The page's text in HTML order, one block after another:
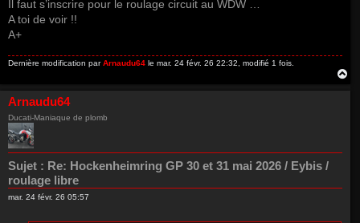
Il faut s’inscrire pour le roulage circuit au WDW …
A toi de voir !!
A+
Dernière modification parArnaudu64 le mar. 24 févr. 26 22:32, modifié 1 fois.
Arnaudu64
Ducati-Maniaque de plomb
Sujet : Re: Hockenheimring GP 30 et 31 mai 2026 / Eybis /
roulage libre
mar. 24 févr. 26 05:57